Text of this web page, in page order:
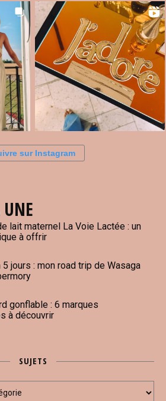
sur Instagram
lait maternel La Voie Lactée : un
à offrir
5 jours : mon road trip de Wasaga
gonflable : 6 marques
à découvrir
SUJETS